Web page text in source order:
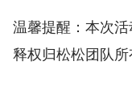
温馨提醒：本次
释权归松松团队